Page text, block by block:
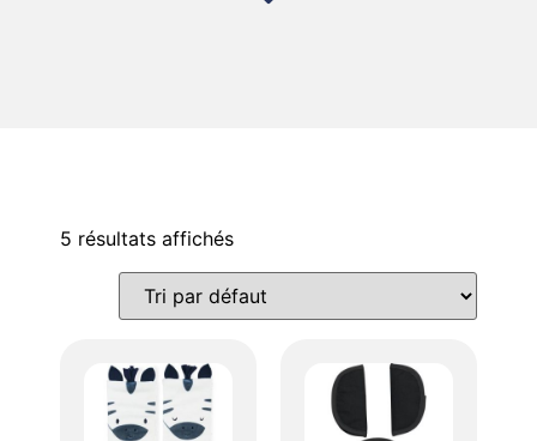
5 résultats affichés